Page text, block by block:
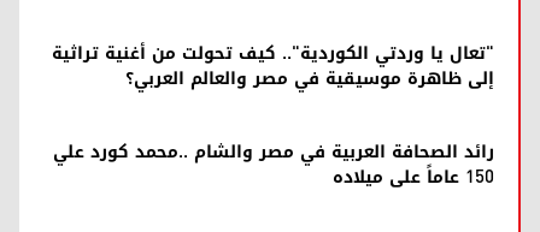
"تعال يا وردتي الكوردية".. كيف تحولت من أغنية تراثية
إلى ظاهرة موسيقية في مصر والعالم العربي؟
رائد الصحافة العربية في مصر والشام ..محمد كورد علي
150 عاماً على ميلاده